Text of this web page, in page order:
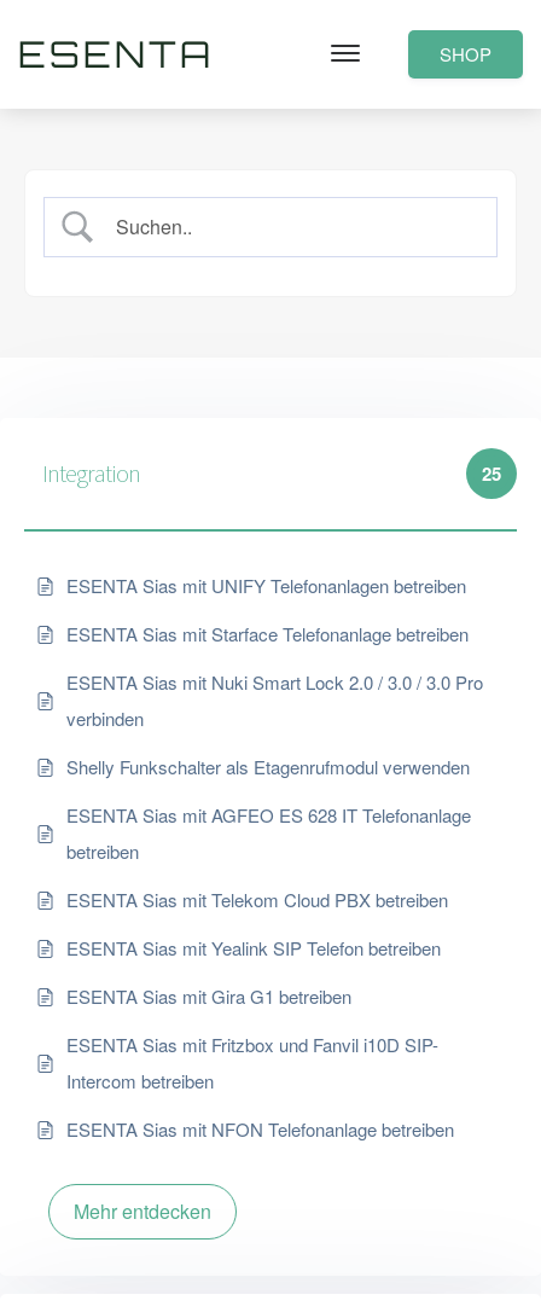
ESENTA SHOP
Integration 25
ESENTA Sias mit UNIFY Telefonanlagen betreiben
ESENTA Sias mit Starface Telefonanlage betreiben
ESENTA Sias mit Nuki Smart Lock 2.0 / 3.0 / 3.0 Pro
verbinden
Shelly Funkschalter als Etagenrufmodul verwenden
ESENTA Sias mit AGFEO ES 628 IT Telefonanlage
betreiben
ESENTA Sias mit Telekom Cloud PBX betreiben
ESENTA Sias mit Yealink SIP Telefon betreiben
ESENTA Sias mit Gira G1 betreiben
ESENTA Sias mit Fritzbox und Fanvil i10D SIP-
Intercom betreiben
ESENTA Sias mit NFON Telefonanlage betreiben
Mehr entdecken